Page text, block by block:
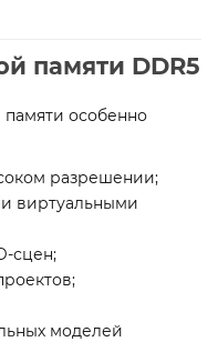
памяти DDR5
особенно
разрешении;
виртуальными
сцен;
моделей